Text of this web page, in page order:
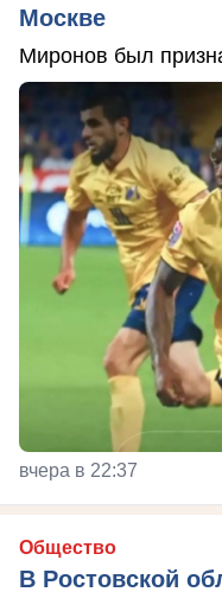
Москве
Миронов был
вчера в 22:37
Общество
В Ростовской